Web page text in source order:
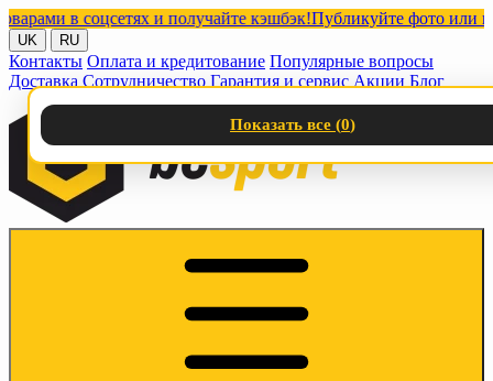
в соцсетях и получайте кэшбэк!Публикуйте фото или видео
UK RU
Контакты Оплата и кредитование Популярные вопросы
Доставка Сотрудничество Гарантия и сервис Акции Блог
Показать все (0)